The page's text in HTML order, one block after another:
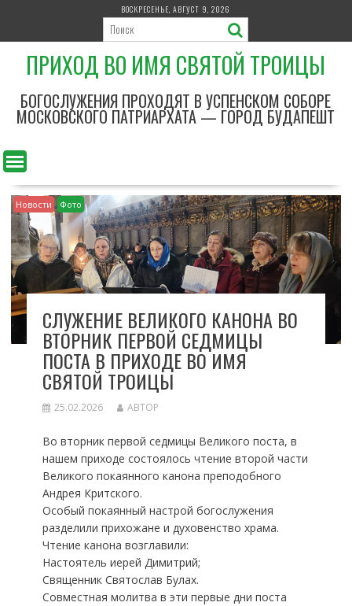
р
с
о
ВОСКРЕСЕНЬЕ, АВГУСТ 9, 2026
ПРИХОД ВО ИМЯ СВЯТОЙ ТРОИЦЫ
БОГОСЛУЖЕНИЯ ПРОХОДЯТ В УСПЕНСКОМ СОБОРЕ
МОСКОВСКОГО ПАТРИАРХАТА — ГОРОД БУДАПЕШТ
Новости Фото
СЛУЖЕНИЕ ВЕЛИКОГО КАНОНА ВО
ВТОРНИК ПЕРВОЙ СЕДМИЦЫ
ПОСТА В ПРИХОДЕ ВО ИМЯ
СВЯТОЙ ТРОИЦЫ
25.02.2026 АВТОР
Bо вторник первой седмицы Великого поста, в
нашем приходе состоялось чтение второй части
Великого покаянного канона преподобного
Андрея Критского.
​Особый покаянный настрой богослужения
разделили прихожане и духовенство храма.
Чтение канона возглавили:
​Настоятель иерей Димитрий;
​Священник Святослав Булах.
​Совместная молитва в эти первые дни поста